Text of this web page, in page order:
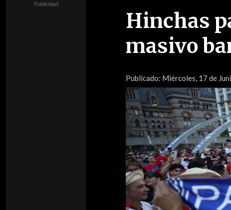
Hinchas
masivo
Publicado: Miércoles, 17 de